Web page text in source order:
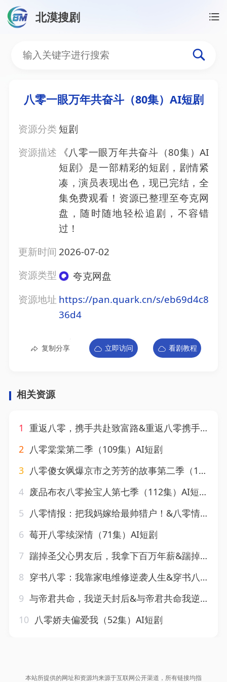
北漠搜剧
八零一眼万年共奋斗（80
八零一眼万年共奋斗（80集）AI短剧
资源分类 短剧
资源描述
《八零一眼万年共奋斗（80集）AI
短剧》是一部精彩的短剧，剧情紧
凑，演员表现出色，现已完结，全
集免费观看！资源已整理至夸克网
盘，随时随地轻松追剧，不容错
过！
更新时间 2026-07-02
资源类型
夸克网盘
资源地址 https://pan.quark.cn/s/eb69d4c8
36d4
复制分享 立即访问 看剧教程
相关资源
1 重返八零，携手共赴致富路&重返八零携手共赴致富路（54集）AI短剧
2 八零棠棠第二季（109集）AI短剧
3 八零傻女飒爆京市之芳芳的故事第二季（107集）AI短剧
4 废品布衣八零捡宝人第七季（112集）AI短剧
5 八零情报：把我妈嫁给最帅猎户！&八零情报把我妈嫁给最帅猎户（67集）AI短剧
6 莓开八零续深情（71集）AI短剧
7 踹掉圣父心男友后，我拿下百万年薪&踹掉圣父心男友后我拿下百万年薪（44集）AI短剧
8 穿书八零：我靠家电维修逆袭人生&穿书八零我靠家电维修逆袭人生（50集）AI短剧
9 与帝君共命，我逆天封后&与帝君共命我逆天封后（50集）AI短剧
10 八零娇夫偏爱我（52集）AI短剧
本站所提供的网址和资源均来源于互联网公开渠道，所有链接均指